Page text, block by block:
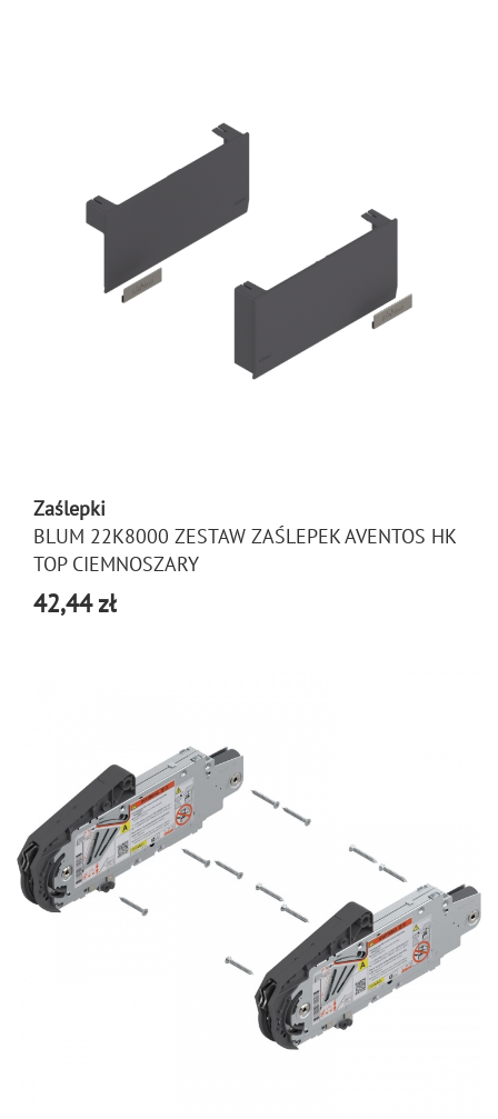
Zaślepki
BLUM 22K8000 ZESTAW ZAŚLEPEK AVENTOS HK
TOP CIEMNOSZARY
42,44 zł